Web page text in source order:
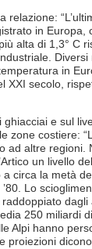
relazione:
in Europa,
alta di 1,3° C
in
XXI secolo,
ghiacciai e sul
zone costiere:
ad altre regioni.
un livello
circa la metà
Lo
dagli
250 miliardi
Alpi hanno
proiezioni